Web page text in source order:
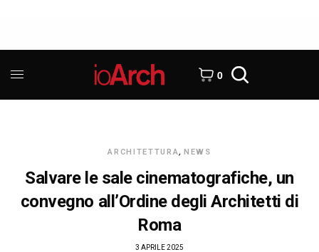
0
ARCHITETTURA, NEWS
Salvare le sale cinematografiche, un
convegno all’Ordine degli Architetti di
Roma
3 APRILE 2025